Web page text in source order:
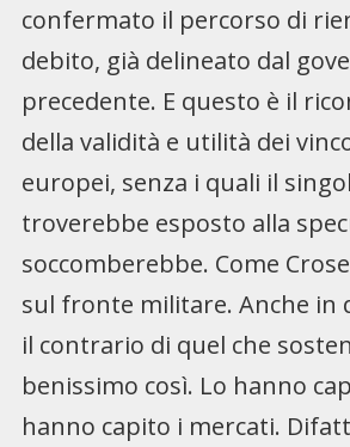
confermato il percorso di
debito, già delineato dal
precedente. E questo è il
della validità e utilità dei
europei, senza i quali il
troverebbe esposto alla
soccomberebbe. Come
sul fronte militare. Anche in
il contrario di quel che
benissimo così. Lo hanno
hanno capito i mercati.